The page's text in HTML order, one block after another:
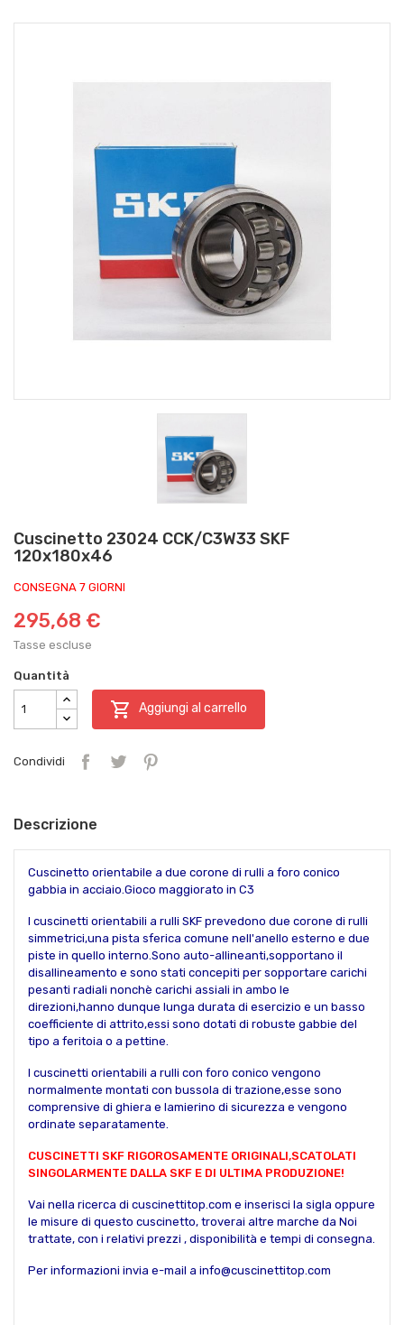
Cuscinetto 23024 CCK/C3W33 SKF
120x180x46
CONSEGNA 7 GIORNI
295,68 €
Tasse escluse
Quantità
 Aggiungi al carrello
Condividi
Descrizione
Cuscinetto orientabile a due corone di rulli a foro conico
gabbia in acciaio.Gioco maggiorato in C3
I cuscinetti orientabili a rulli SKF prevedono due corone di rulli
simmetrici,una pista sferica comune nell'anello esterno e due
piste in quello interno.Sono auto-allineanti,sopportano il
disallineamento e sono stati concepiti per sopportare carichi
pesanti radiali nonchè carichi assiali in ambo le
direzioni,hanno dunque lunga durata di esercizio e un basso
coefficiente di attrito,essi sono dotati di robuste gabbie del
tipo a feritoia o a pettine.
I cuscinetti orientabili a rulli con foro conico vengono
normalmente montati con bussola di trazione,esse sono
comprensive di ghiera e lamierino di sicurezza e vengono
ordinate separatamente.
CUSCINETTI SKF RIGOROSAMENTE ORIGINALI,SCATOLATI
SINGOLARMENTE DALLA SKF E DI ULTIMA PRODUZIONE!
Vai nella ricerca di cuscinettitop.com e inserisci la sigla oppure
le misure di questo cuscinetto, troverai altre marche da Noi
trattate, con i relativi prezzi , disponibilità e tempi di consegna.
Per informazioni invia e-mail a info@cuscinettitop.com